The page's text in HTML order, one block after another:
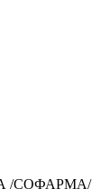
/СОФАРМА/